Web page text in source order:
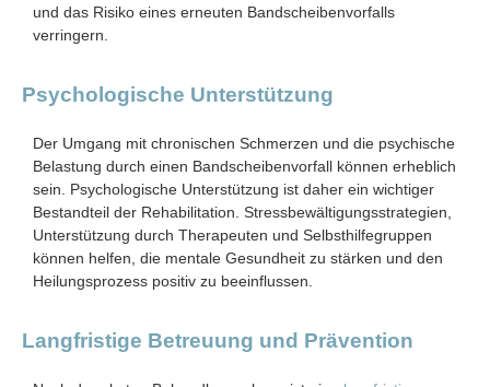
und das Risiko eines erneuten Bandscheibenvorfalls
verringern.
Psychologische Unterstützung
Der Umgang mit chronischen Schmerzen und die psychische
Belastung durch einen Bandscheibenvorfall können erheblich
sein. Psychologische Unterstützung ist daher ein wichtiger
Bestandteil der Rehabilitation. Stressbewältigungsstrategien,
Unterstützung durch Therapeuten und Selbsthilfegruppen
können helfen, die mentale Gesundheit zu stärken und den
Heilungsprozess positiv zu beeinflussen.
Langfristige Betreuung und Prävention